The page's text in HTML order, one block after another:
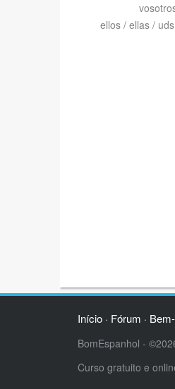
ellos / ellas /
Início· Fórum ·
BomEspanhol -
Curso gratuito e